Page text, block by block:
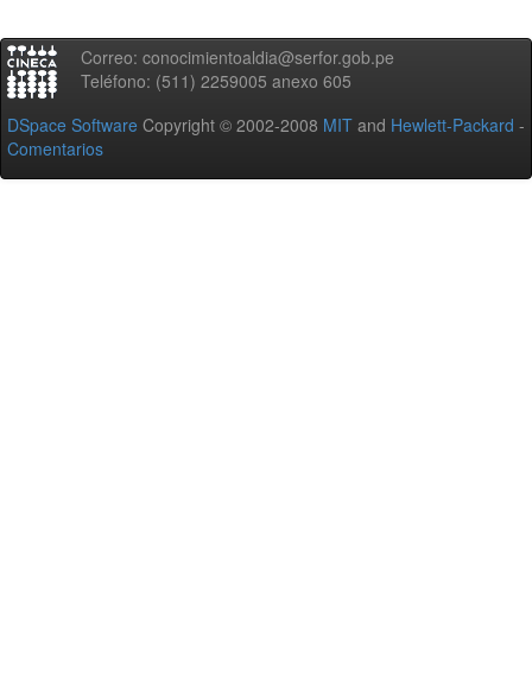
Correo: conocimientoaldia@serfor.gob.pe
Teléfono: (511) 2259005 anexo 605
DSpace Software Copyright © 2002-2008 MIT and Hewlett-Packard -
Comentarios